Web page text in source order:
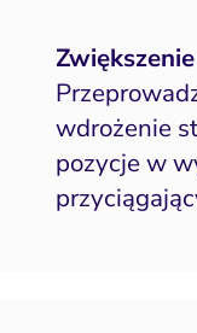
wdrożenie
pozycje w